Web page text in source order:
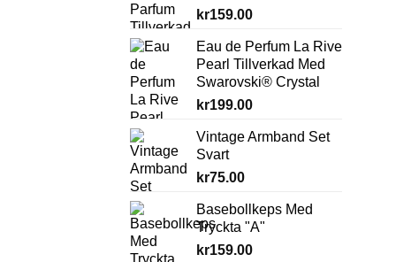
kr159.00
Eau de Perfum La Rive
Pearl Tillverkad Med
Swarovski® Crystal
kr199.00
Vintage Armband Set
Svart
kr75.00
Basebollkeps Med
Tryckta "A"
kr159.00